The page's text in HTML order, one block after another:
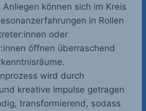
Anliegen können sich im Kreis
in Rollen
oder
öffnen überraschend
wird durch
kreative Impulse getragen
transformierend, sodass